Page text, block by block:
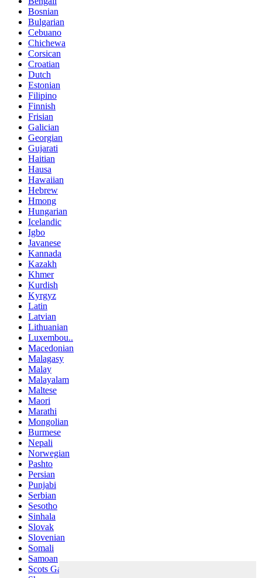
Bosnian
Bulgarian
Cebuano
Chichewa
Corsican
Croatian
Dutch
Estonian
Filipino
Finnish
Frisian
Galician
Georgian
Gujarati
Haitian
Hausa
Hawaiian
Hebrew
Hmong
Hungarian
Icelandic
Igbo
Javanese
Kannada
Kazakh
Khmer
Kurdish
Kyrgyz
Latin
Latvian
Lithuanian
Luxembou..
Macedonian
Malagasy
Malay
Malayalam
Maltese
Maori
Marathi
Mongolian
Burmese
Nepali
Norwegian
Pashto
Persian
Punjabi
Serbian
Sesotho
Sinhala
Slovak
Slovenian
Somali
Samoan
Scots Gaelic